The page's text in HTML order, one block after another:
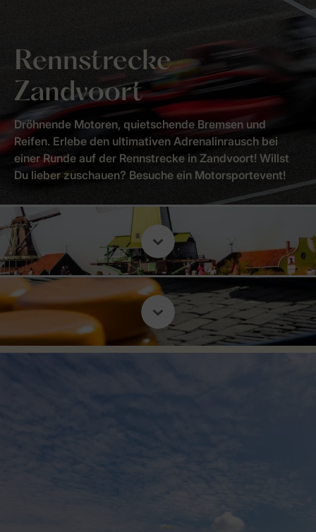
Rennstrecke
Zandvoort
Dröhnende Motoren, quietschende Bremsen und
Reifen. Erlebe den ultimativen Adrenalinrausch bei
einer Runde auf der Rennstrecke in Zandvoort! Willst
Du lieber zuschauen? Besuche ein Motorsportevent!